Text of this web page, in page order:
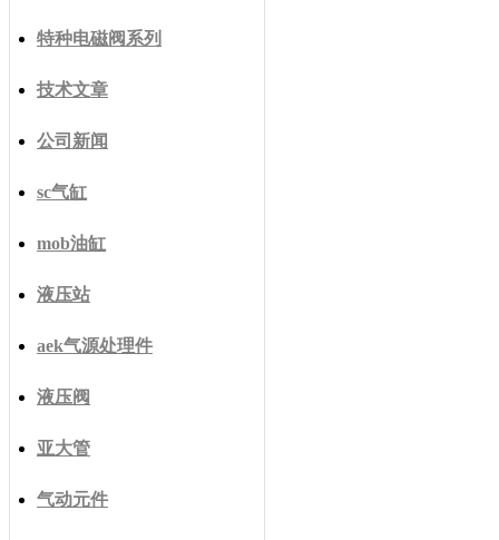
特种电磁阀系列
技术文章
公司新闻
sc气缸
mob油缸
液压站
aek气源处理件
液压阀
亚大管
气动元件